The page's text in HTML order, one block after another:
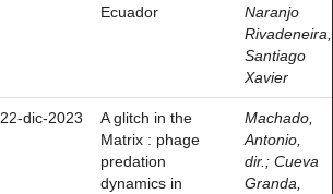
Ecuador
Naranjo
Rivadeneira,
Santiago
Xavier
22-dic-2023
A glitch in the
Matrix : phage
predation
dynamics in
Machado,
Antonio,
dir. ; Cueva
Granda,